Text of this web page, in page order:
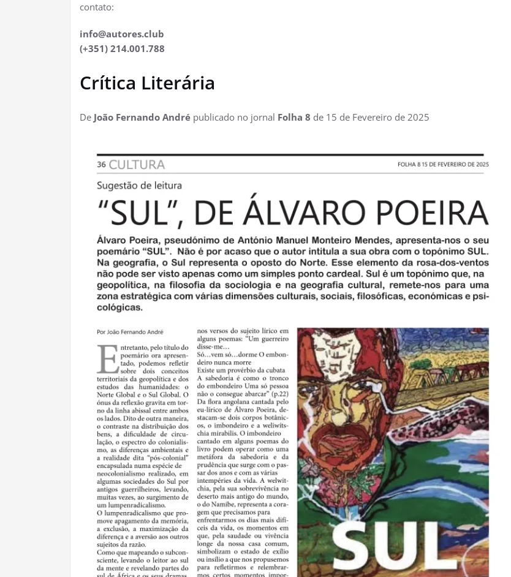
contato:
info@autores.club
(+351) 214.001.788
Crítica Literária
De João Fernando André publicado no jornal Folha 8 de 15 de Fevereiro de 2025